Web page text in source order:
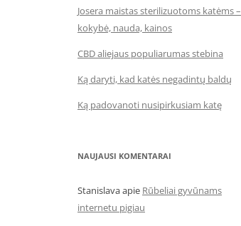
Josera maistas sterilizuotoms katėms –
kokybė, nauda, kainos
CBD aliejaus populiarumas stebina
Ką daryti, kad katės negadintų baldų
Ką padovanoti nusipirkusiam katę
NAUJAUSI KOMENTARAI
Stanislavaapie Rūbeliai gyvūnams
internetu pigiau